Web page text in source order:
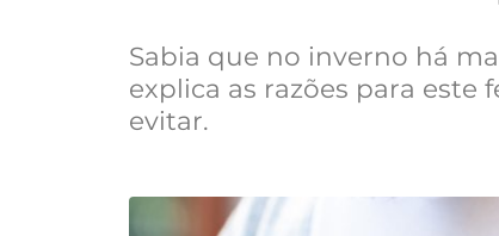
Sabia que no inverno há
explica as razões para este
evitar.